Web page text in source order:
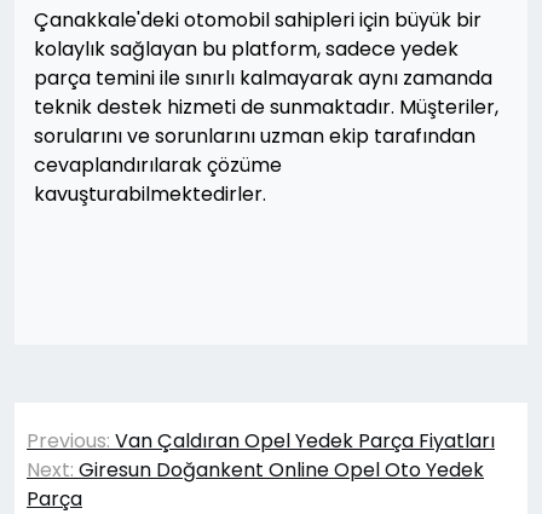
Çanakkale'deki otomobil sahipleri için büyük bir
kolaylık sağlayan bu platform, sadece yedek
parça temini ile sınırlı kalmayarak aynı zamanda
teknik destek hizmeti de sunmaktadır. Müşteriler,
sorularını ve sorunlarını uzman ekip tarafından
cevaplandırılarak çözüme
kavuşturabilmektedirler.
Yazı
gezinmesi
Previous: Van Çaldıran Opel Yedek Parça Fiyatları
Next: Giresun Doğankent Online Opel Oto Yedek
Parça